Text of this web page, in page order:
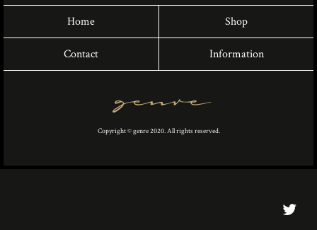
Home Shop
Contact Information
Copyright © genre 2020. All rights reserved.